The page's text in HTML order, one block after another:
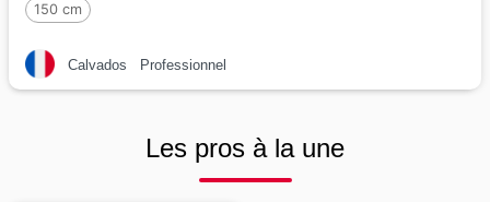
150 cm
Calvados Professionnel
Les pros à la une